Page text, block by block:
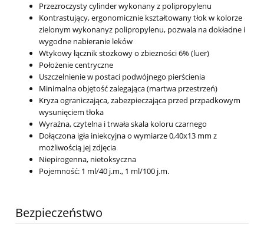
Przezroczysty cylinder wykonany z polipropylenu
Kontrastujący, ergonomicznie kształtowany tłok w kolorze
zielonym wykonanyz polipropylenu, pozwala na dokładne i
wygodne nabieranie leków
Wtykowy łącznik stozkowy o zbiezności 6% (luer)
Położenie centryczne
Uszczelnienie w postaci podwójnego pierścienia
Minimalna objętość zalegająca (martwa przestrzeń)
Kryza ograniczająca, zabezpieczająca przed przpadkowym
wysunięciem tłoka
Wyraźna, czytelna i trwała skala koloru czarnego
Dołączona igła iniekcyjna o wymiarze 0,40x13 mm z
możliwością jej zdjęcia
Niepirogenna, nietoksyczna
Pojemność: 1 ml/40 j.m., 1 ml/100 j.m.
Bezpieczeństwo